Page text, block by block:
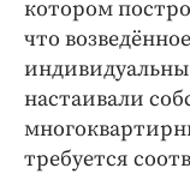
котором
что
настаивали
требуется